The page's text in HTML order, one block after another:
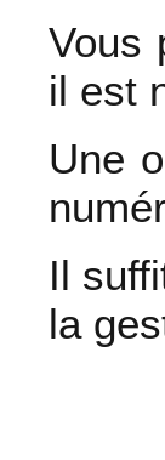
Vous
il est
Une
Il
la